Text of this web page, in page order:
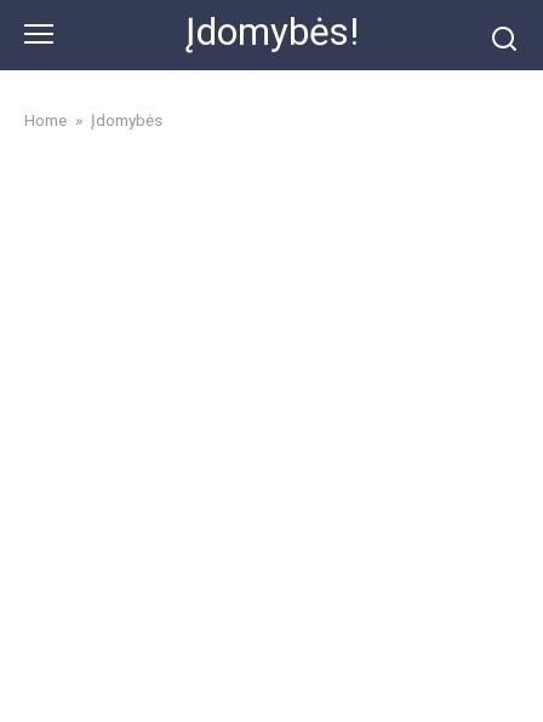
content
Įdomybės!
Home » Įdomybės